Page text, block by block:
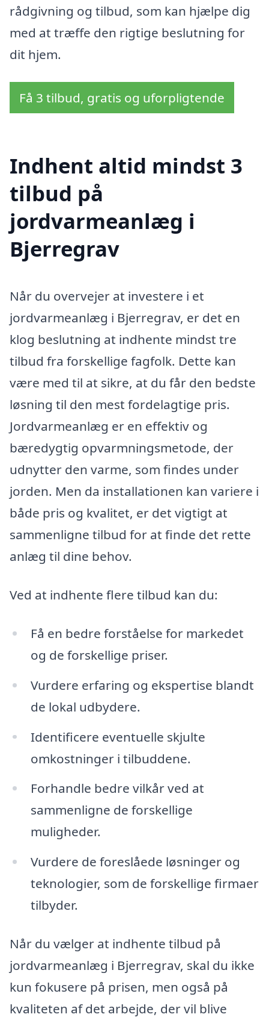
rådgivning og tilbud, som kan hjælpe dig
med at træffe den rigtige beslutning for
dit hjem.
Få 3 tilbud, gratis og uforpligtende
Indhent altid mindst 3
tilbud på
jordvarmeanlæg i
Bjerregrav
Når du overvejer at investere i et
jordvarmeanlæg i Bjerregrav, er det en
klog beslutning at indhente mindst tre
tilbud fra forskellige fagfolk. Dette kan
være med til at sikre, at du får den bedste
løsning til den mest fordelagtige pris.
Jordvarmeanlæg er en effektiv og
bæredygtig opvarmningsmetode, der
udnytter den varme, som findes under
jorden. Men da installationen kan variere i
både pris og kvalitet, er det vigtigt at
sammenligne tilbud for at finde det rette
anlæg til dine behov.
Ved at indhente flere tilbud kan du:
Få en bedre forståelse for markedet
og de forskellige priser.
Vurdere erfaring og ekspertise blandt
de lokal udbydere.
Identificere eventuelle skjulte
omkostninger i tilbuddene.
Forhandle bedre vilkår ved at
sammenligne de forskellige
muligheder.
Vurdere de foreslåede løsninger og
teknologier, som de forskellige firmaer
tilbyder.
Når du vælger at indhente tilbud på
jordvarmeanlæg i Bjerregrav, skal du ikke
kun fokusere på prisen, men også på
kvaliteten af det arbejde, der vil blive